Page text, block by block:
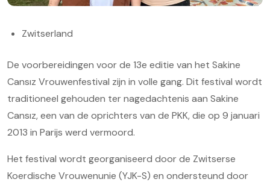
Zwitserland
De voorbereidingen voor de 13e editie van het Sakine
Cansız Vrouwenfestival zijn in volle gang. Dit festival wordt
traditioneel gehouden ter nagedachtenis aan Sakine
Cansız, een van de oprichters van de PKK, die op 9 januari
2013 in Parijs werd vermoord.
Het festival wordt georganiseerd door de Zwitserse
Koerdische Vrouwenunie (YJK-S) en ondersteund door